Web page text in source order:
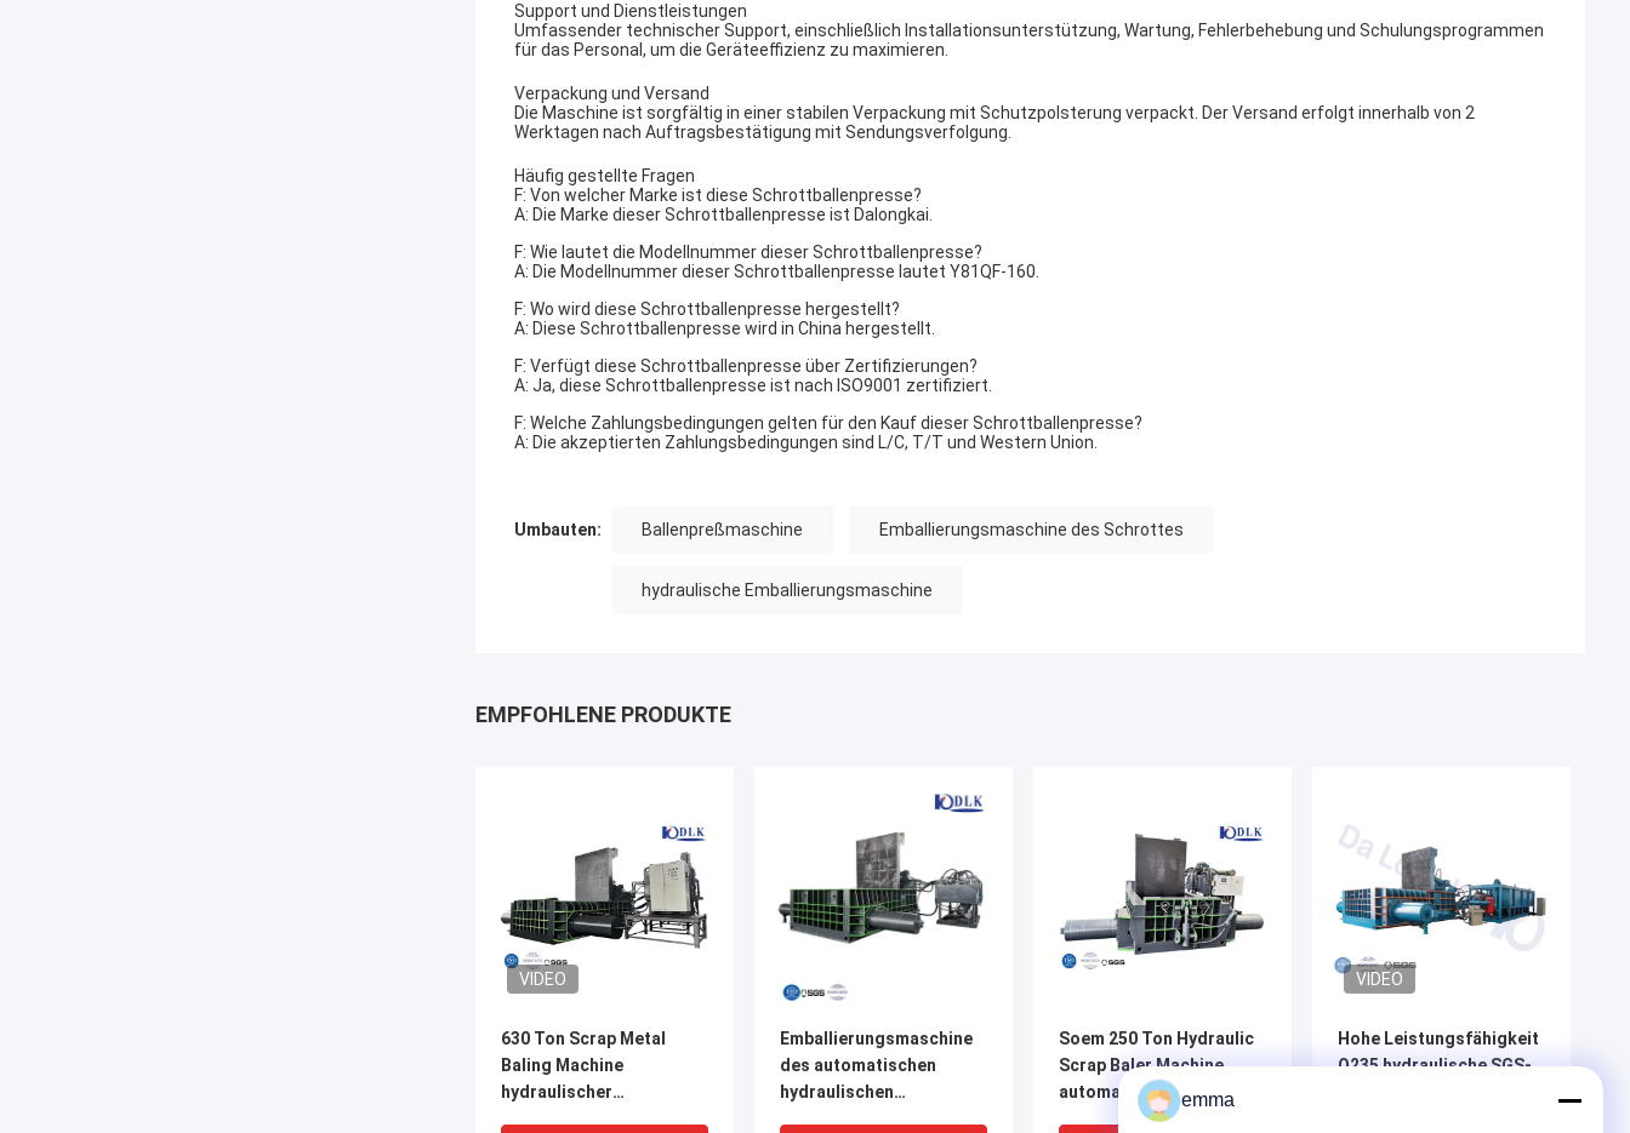
Support und Dienstleistungen
Umfassender technischer Support, einschließlich Installationsunterstützung, Wartung, Fehlerbehebung und Schulungsprogrammen
für das Personal, um die Geräteeffizienz zu maximieren.
Verpackung und Versand
Die Maschine ist sorgfältig in einer stabilen Verpackung mit Schutzpolsterung verpackt. Der Versand erfolgt innerhalb von 2
Werktagen nach Auftragsbestätigung mit Sendungsverfolgung.
Häufig gestellte Fragen
F: Von welcher Marke ist diese Schrottballenpresse?
A: Die Marke dieser Schrottballenpresse ist Dalongkai.
F: Wie lautet die Modellnummer dieser Schrottballenpresse?
A: Die Modellnummer dieser Schrottballenpresse lautet Y81QF-160.
F: Wo wird diese Schrottballenpresse hergestellt?
A: Diese Schrottballenpresse wird in China hergestellt.
F: Verfügt diese Schrottballenpresse über Zertifizierungen?
A: Ja, diese Schrottballenpresse ist nach ISO9001 zertifiziert.
F: Welche Zahlungsbedingungen gelten für den Kauf dieser Schrottballenpresse?
A: Die akzeptierten Zahlungsbedingungen sind L/C, T/T und Western Union.
Umbauten: Ballenpreßmaschine Emballierungsmaschine des Schrottes
hydraulische Emballierungsmaschine
EMPFOHLENE PRODUKTE
VIDEO
630 Ton Scrap Metal
Baling Machine
hydraulischer
Emballierungsmaschine
des automatischen
hydraulischen
Soem 250 Ton Hydraulic
Scrap Baler Machine
automatisch für Metall
VIDEO
Hohe Leistungsfähigkeit
Q235 hydraulische SGS-
emma